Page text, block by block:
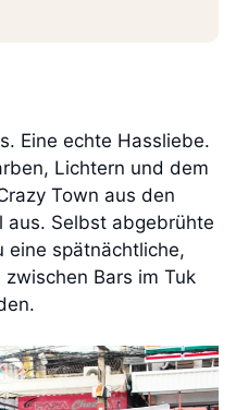
Eine echte Hassliebe.
Lichtern und dem
Town aus den
aus. Selbst abgebrühte
eine spätnächtliche,
Bars im Tuk